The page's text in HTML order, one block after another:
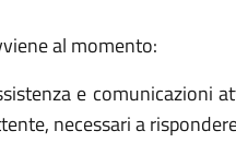
al momento:
e
necessari a